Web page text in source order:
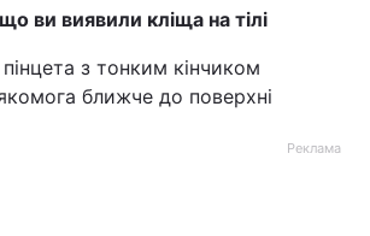
ви виявили кліща на тілі
з тонким кінчиком
ближче до поверхні
Реклама